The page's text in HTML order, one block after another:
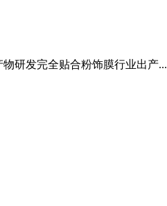
研发完全贴合粉饰膜行业出产...